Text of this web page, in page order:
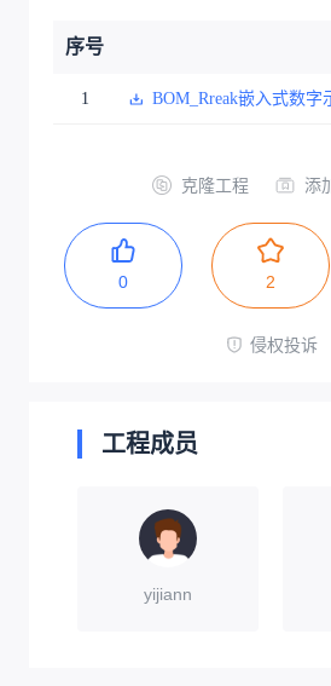
序号
1 BOM_Rreak嵌入式数字
克隆工程 添
0 2
侵权投诉
工程成员
yijiann